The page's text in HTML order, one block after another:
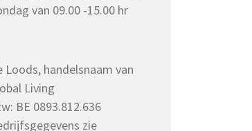
van 09.00 -15.00 hr
Loods, handelsnaam van
Living
BE 0893.812.636
zie